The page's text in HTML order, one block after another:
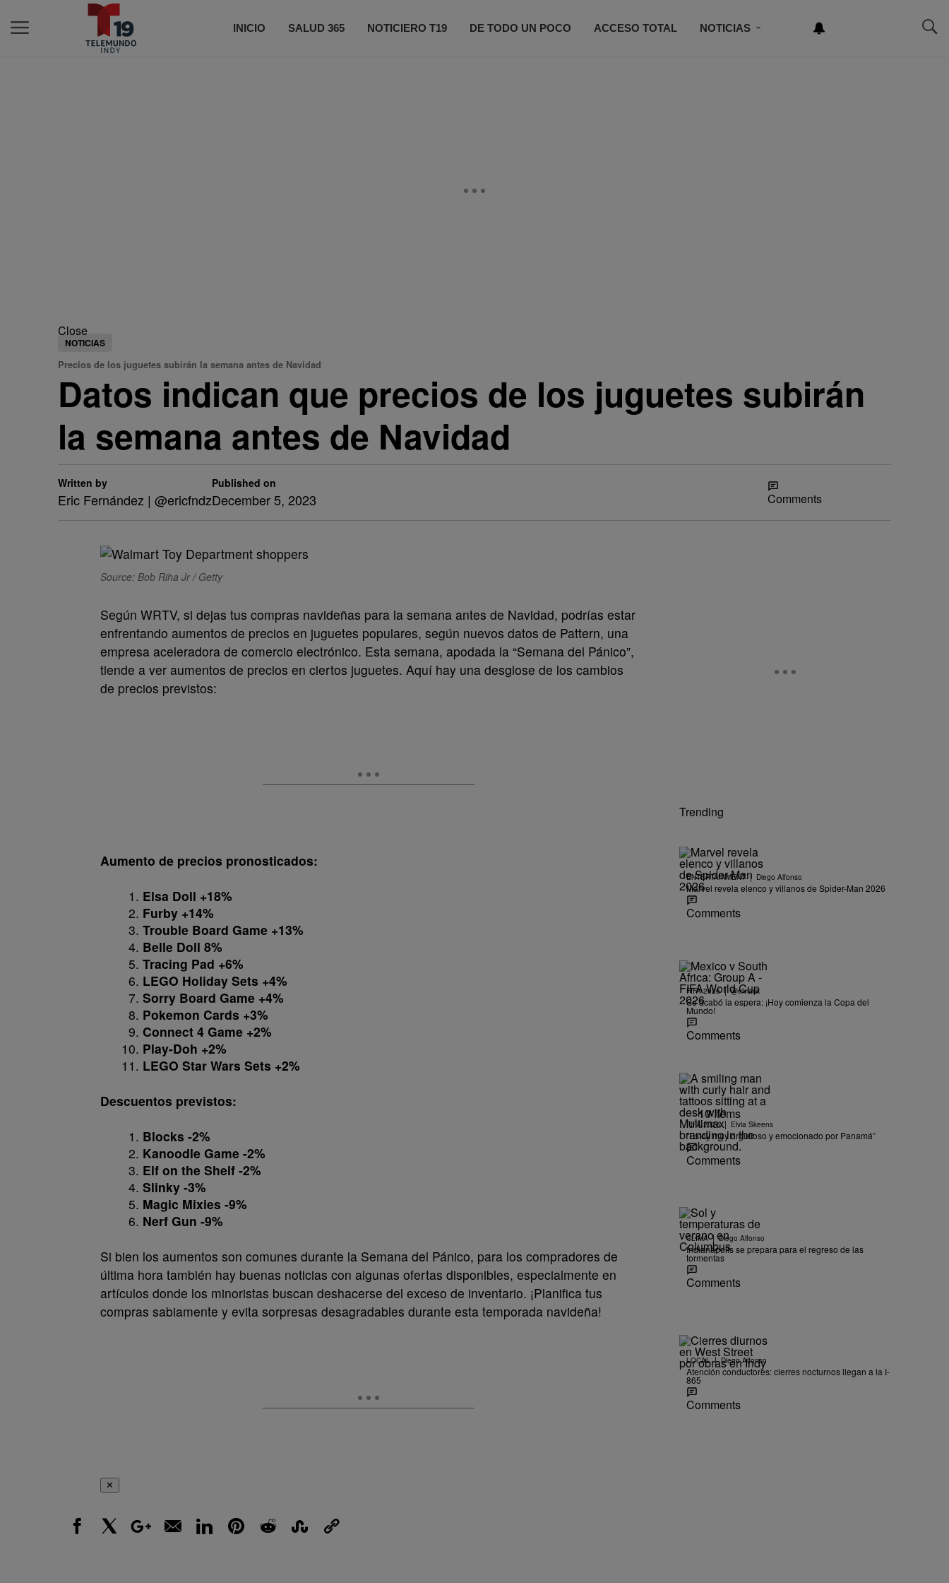
INICIO SALUD 365 NOTICIERO T19 DE TODO UN POCO ACCESO TOTAL NOTICIAS
Close
NOTICIAS
Precios de los juguetes subirán la semana antes de Navidad
Datos indican que precios de los juguetes subirán
la semana antes de Navidad
Written by
Eric Fernández | @ericfndz
Published on
December 5, 2023 Comments
Source: Bob Riha Jr / Getty
Según WRTV, si dejas tus compras navideñas para la semana antes de Navidad, podrías estar
enfrentando aumentos de precios en juguetes populares, según nuevos datos de Pattern, una
empresa aceleradora de comercio electrónico. Esta semana, apodada la “Semana del Pánico”,
tiende a ver aumentos de precios en ciertos juguetes. Aquí hay una desglose de los cambios
de precios previstos:
Aumento de precios pronosticados:
Elsa Doll +18%
Furby +14%
Trouble Board Game +13%
Belle Doll 8%
Tracing Pad +6%
LEGO Holiday Sets +4%
Sorry Board Game +4%
Pokemon Cards +3%
Connect 4 Game +2%
Play-Doh +2%
LEGO Star Wars Sets +2%
Descuentos previstos:
Blocks -2%
Kanoodle Game -2%
Elf on the Shelf -2%
Slinky -3%
Magic Mixies -9%
Nerf Gun -9%
Si bien los aumentos son comunes durante la Semana del Pánico, para los compradores de
última hora también hay buenas noticias con algunas ofertas disponibles, especialmente en
artículos donde los minoristas buscan deshacerse del exceso de inventario. ¡Planifica tus
compras sabiamente y evita sorpresas desagradables durante esta temporada navideña!
✕
Trending
ENTERTAINMENT | Diego Alfonso
Marvel revela elenco y villanos de Spider-Man 2026
Comments
FIFA 2026 | @elviask
Se acabó la espera: ¡Hoy comienza la Copa del
Mundo!
Comments
10 Items
FIFA 2026 | Elvia Skeens
“Estoy muy orgulloso y emocionado por Panamá”
Comments
CLIMA | Diego Alfonso
Indianápolis se prepara para el regreso de las
tormentas
Comments
LOCAL | Diego Alfonso
Atención conductores: cierres nocturnos llegan a la I-
865
Comments